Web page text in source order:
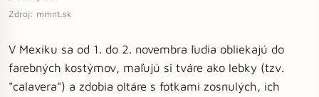
Zdroj: mmnt.sk
V Mexiku sa od 1. do 2. novembra ľudia obliekajú do
farebných kostýmov, maľujú si tváre ako lebky (tzv.
"calavera") a zdobia oltáre s fotkami zosnulých, ich